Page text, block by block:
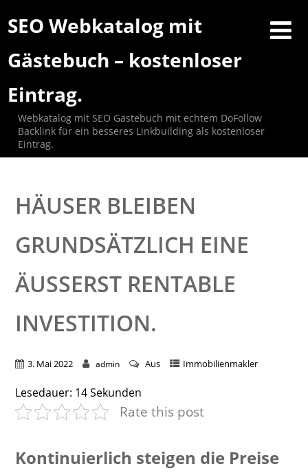
SEO Webkatalog mit
Gästebuch – kostenloser
Eintrag.
Webkatalog mit SEO Gästebuch mit echtem DoFollow
Backlink für ein besseres Linkbuilding als kostenloser
Eintrag.
HÄUSER BLEIBEN
GRUNDSÄTZLICH EINE
ÄUSSERST RENTABLE I
NVESTITION.
3. Mai 2022 admin Aus Immobilienmakler
Lesedauer: 14Sekunden
Rate this post
Kontinuierlich steigen die Preise